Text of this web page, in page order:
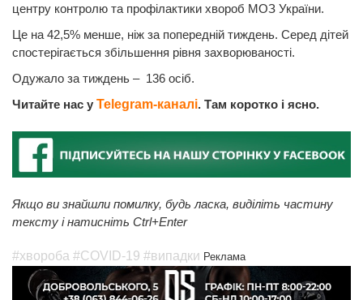
центру контролю та профілактики хвороб МОЗ України.
Це на 42,5% менше, ніж за попередній тиждень. Серед дітей
спостерігається збільшення рівня захворюваності.
Одужало за тиждень – 136 осіб.
Читайте нас у Telegram-каналі. Там коротко і ясно.
Якщо ви знайшли помилку, будь ласка, виділіть частину
тексту і натисніть Ctrl+Enter
#хвороба #COVID-19 #випадки Реклама